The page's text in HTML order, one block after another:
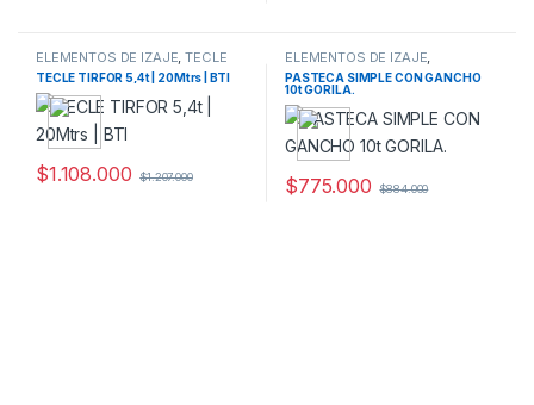
ELEMENTOS DE IZAJE,TECLE
CABLE TIRFOR ,TECLES
TECLE TIRFOR 5,4t | 20Mtrs | BTI
$1.108.000 $1.207.000
ELEMENTOS DE IZAJE,
PASTECAS
PASTECA SIMPLE CON GANCHO
10t GORILA.
$775.000 $884.000